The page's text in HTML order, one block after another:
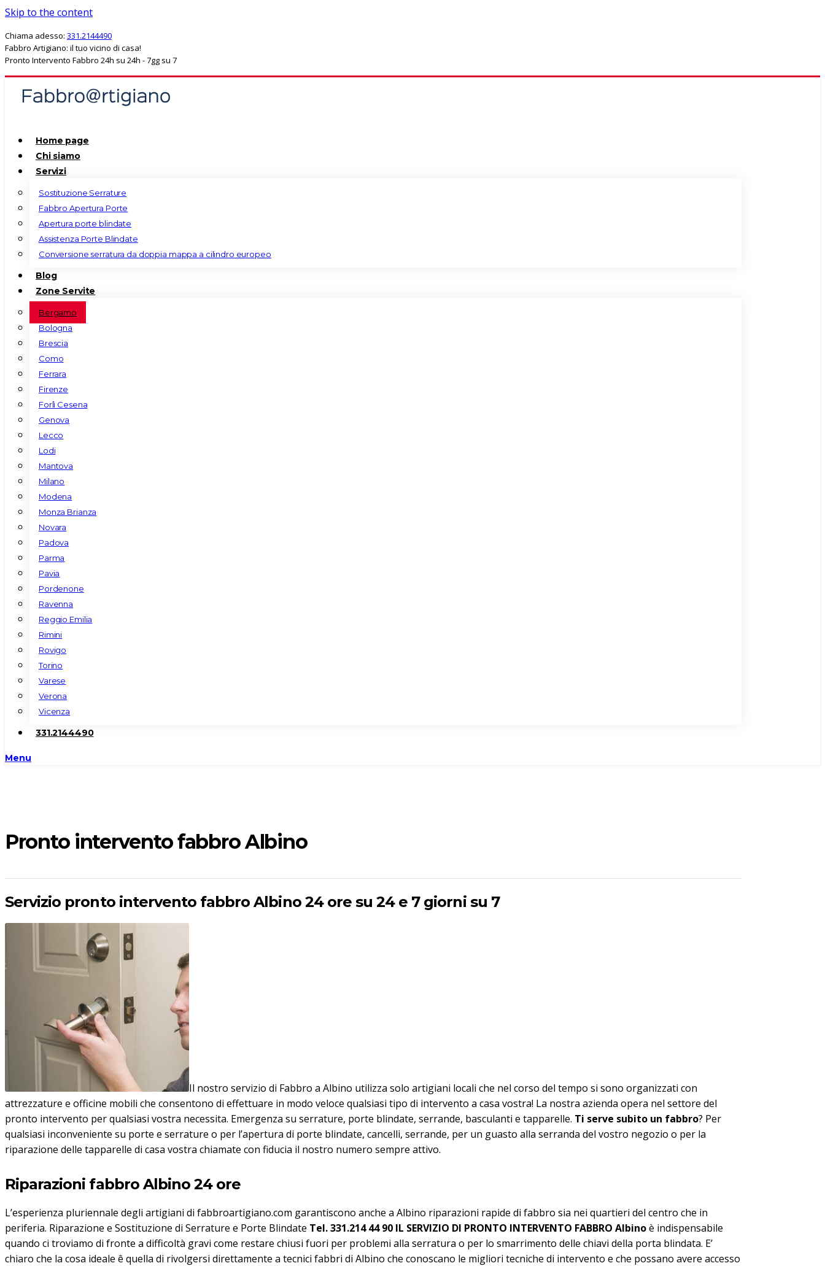
Skip to the content
Chiama adesso: 331.2144490
Fabbro Artigiano: il tuo vicino di casa!
Pronto Intervento Fabbro 24h su 24h - 7gg su 7
Home page
Chi siamo
Servizi
Sostituzione Serrature
Fabbro Apertura Porte
Apertura porte blindate
Assistenza Porte Blindate
Conversione serratura da doppia mappa a cilindro europeo
Blog
Zone Servite
Bergamo
Bologna
Brescia
Como
Ferrara
Firenze
Forlì Cesena
Genova
Lecco
Lodi
Mantova
Milano
Modena
Monza Brianza
Novara
Padova
Parma
Pavia
Pordenone
Ravenna
Reggio Emilia
Rimini
Rovigo
Torino
Varese
Verona
Vicenza
331.2144490
Menu
Pronto intervento fabbro Albino
Servizio pronto intervento fabbro Albino 24 ore su 24 e 7 giorni su 7
Il nostro servizio di Fabbro a Albino utilizza solo artigiani locali che nel corso del tempo si sono organizzati con
attrezzature e officine mobili che consentono di effettuare in modo veloce qualsiasi tipo di intervento a casa vostra! La nostra azienda opera nel settore del
pronto intervento per qualsiasi vostra necessita. Emergenza su serrature, porte blindate, serrande, basculanti e tapparelle. Ti serve subito un fabbro? Per
qualsiasi inconveniente su porte e serrature o per l’apertura di porte blindate, cancelli, serrande, per un guasto alla serranda del vostro negozio o per la
riparazione delle tapparelle di casa vostra chiamate con fiducia il nostro numero sempre attivo.
Riparazioni fabbro Albino 24 ore
L’esperienza pluriennale degli artigiani di fabbroartigiano.com garantiscono anche a Albino riparazioni rapide di fabbro sia nei quartieri del centro che in
periferia. Riparazione e Sostituzione di Serrature e Porte Blindate Tel. 331.214 44 90 IL SERVIZIO DI PRONTO INTERVENTO FABBRO Albinoè indispensabile
quando ci troviamo di fronte a difficoltà gravi come restare chiusi fuori per problemi alla serratura o per lo smarrimento delle chiavi della porta blindata. E’
chiaro che la cosa ideale ê quella di rivolgersi direttamente a tecnici fabbri di Albino che conoscano le migliori tecniche di intervento e che possano avere accesso